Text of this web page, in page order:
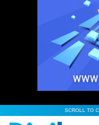
SCROLL TO